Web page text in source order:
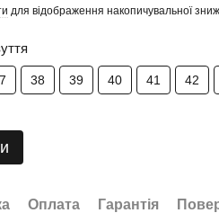
для відображення накопичувальної
38 39 40 41 42
Оплата Гарантія